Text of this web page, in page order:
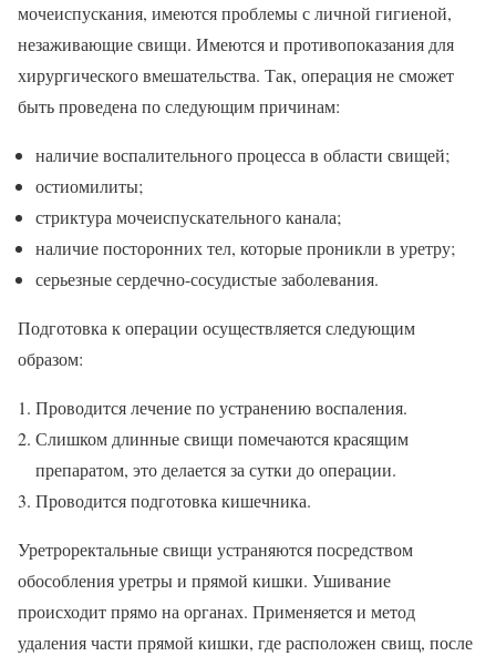
мочеиспускания, имеются проблемы с личной гигиеной,
незаживающие свищи. Имеются и противопоказания для
хирургического вмешательства. Так, операция не сможет
быть проведена по следующим причинам:
наличие воспалительного процесса в области свищей;
остиомилиты;
стриктура мочеиспускательного канала;
наличие посторонних тел, которые проникли в уретру;
серьезные сердечно-сосудистые заболевания.
Подготовка к операции осуществляется следующим
образом:
Проводится лечение по устранению воспаления.
Слишком длинные свищи помечаются красящим
препаратом, это делается за сутки до операции.
Проводится подготовка кишечника.
Уретроректальные свищи устраняются посредством
обособления уретры и прямой кишки. Ушивание
происходит прямо на органах. Применяется и метод
удаления части прямой кишки, где расположен свищ, после